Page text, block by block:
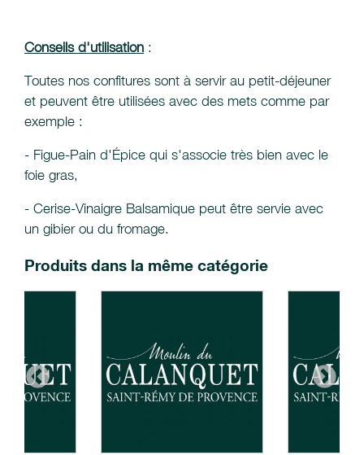
Conseils d'utilisation :
Toutes nos confitures sont à servir au petit-déjeuner
et peuvent être utilisées avec des mets comme par
exemple :
- Figue-Pain d'Épice qui s'associe très bien avec le
foie gras,
- Cerise-Vinaigre Balsamique peut être servie avec
un gibier ou du fromage.
Produits dans la même catégorie